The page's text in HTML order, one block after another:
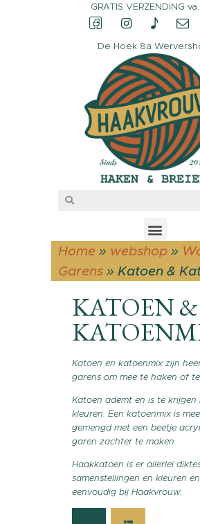
GRATIS VERZENDING
De Hoek 8a
Home » webshop »
Garens » Katoen &
CONTACT &
OPENINGSTIJDEN
OVER
MIJN ACCOUNT
KATOEN &
Katoen en katoenmix zijn
garens om mee te haken of
Katoen ademt en is te krijgen
kleuren. Een katoenmix is
gemengd met een beetje
garen zachter te maken.
Haakkatoen is er allerlei
samenstellingen en kleuren
eenvoudig bij Haakvrouw.